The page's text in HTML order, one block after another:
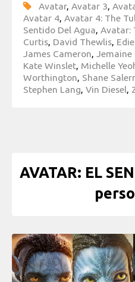
Avatar, Avatar 3,
Avatar 4, Avatar 4: The
Sentido Del Agua, Avatar:
Curtis, David Thewlis,
James Cameron, Jemaine
Kate Winslet, Michelle
Worthington, Shane
Stephen Lang, Vin Diesel,
AVATAR: EL